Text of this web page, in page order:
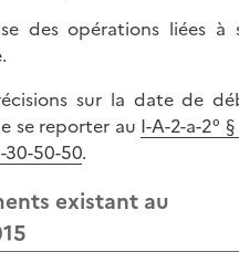
des opérations liées à
sur la date de
se reporter au I-A-2-a-2° §
30-50-50.
existant au